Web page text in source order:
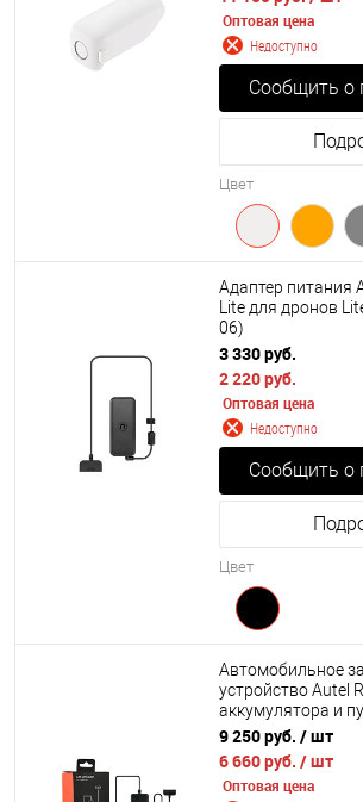
Оптовая цена
Недоступно
Сообщить о
Цвет
Адаптер питания
Lite для дронов
06)
3 330 руб.
2 220 руб.
Оптовая цена
Недоступно
Сообщить о
Цвет
Автомобильное
устройство Autel
аккумулятора и
(B-M008-00)
9 250 руб. / шт
6 660 руб. / шт
Оптовая цена